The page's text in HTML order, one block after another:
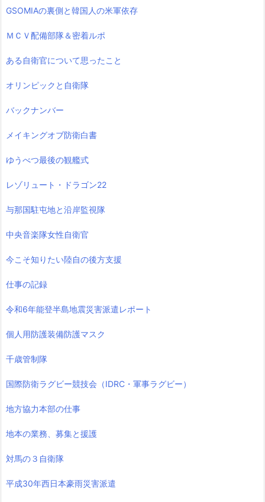
GSOMIAの裏側と韓国人の米軍依存
ＭＣＶ配備部隊＆密着ルポ
ある自衛官について思ったこと
オリンピックと自衛隊
バックナンバー
メイキングオブ防衛白書
ゆうべつ最後の観艦式
レゾリュート・ドラゴン22
与那国駐屯地と沿岸監視隊
中央音楽隊女性自衛官
今こそ知りたい陸自の後方支援
仕事の記録
令和6年能登半島地震災害派遣レポート
個人用防護装備防護マスク
千歳管制隊
国際防衛ラグビー競技会（IDRC・軍事ラグビー）
地方協力本部の仕事
地本の業務、募集と援護
対馬の３自衛隊
平成30年西日本豪雨災害派遣